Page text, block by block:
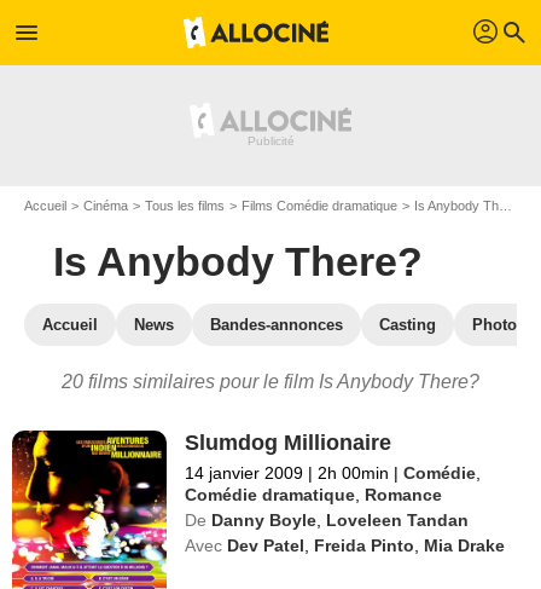
menu profil search
Accueil Cinéma Tous les films Films Comédie dramatique Is Anybody There?
Is Anybody There?
Accueil News Bandes-annonces Casting Photos
20 films similaires pour le film Is Anybody There?
Slumdog Millionaire
14 janvier 2009 | 2h 00min | Comédie
Comédie dramatique Romance
De Danny Boyle Loveleen Tandan
Avec Dev Patel Freida Pinto Mia Drake